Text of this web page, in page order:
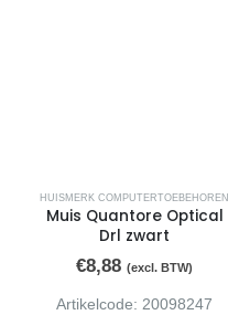
HUISMERK COMPUTERTOEBEHOREN
Muis Quantore Optical
Drl zwart
€8,88 (excl. BTW)
Artikelcode: 20098247